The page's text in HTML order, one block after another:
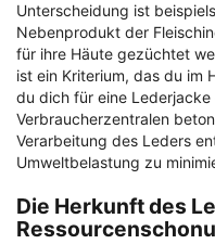
Unterscheidung ist
Nebenprodukt der
für ihre Häute gezüchtet
ist ein Kriterium, das du im
du dich für eine
Verbraucherzentralen
Verarbeitung des Leders
Umweltbelastung zu
Die Herkunft des